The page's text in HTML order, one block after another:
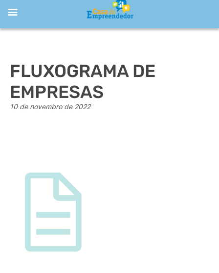
FLUXOGRAMA DE
EMPRESAS
10 de novembro de 2022